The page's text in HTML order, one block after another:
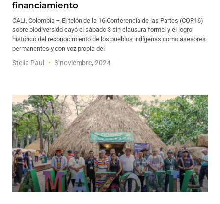
financiamiento
CALI, Colombia – El telón de la 16 Conferencia de las Partes (COP16)
sobre biodiversidd cayó el sábado 3 sin clausura formal y el logro
histórico del reconocimiento de los pueblos indígenas como asesores
permanentes y con voz propia del
Stella Paul 3 noviembre, 2024